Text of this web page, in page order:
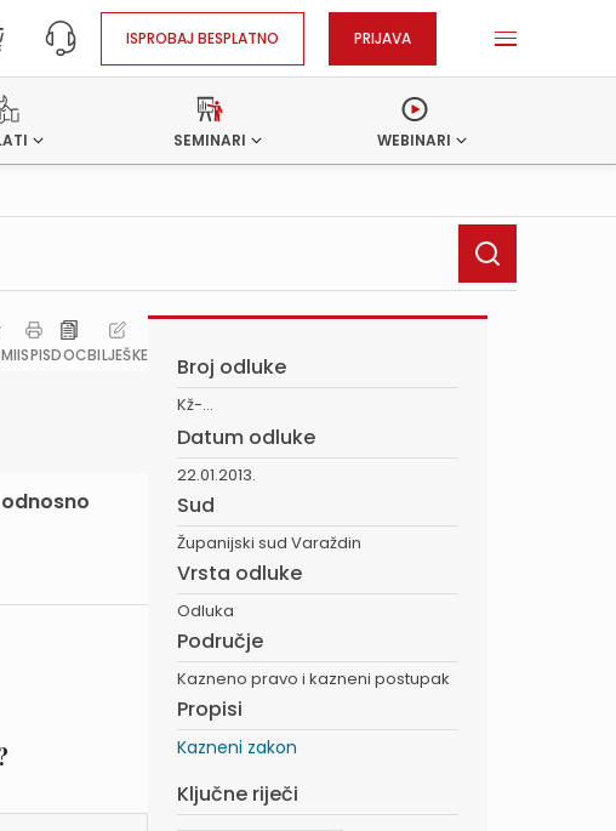
ISPROBAJ BESPLATNO PRIJAVA
SEMINARI WEBINARI
ISPISDOCBILJEŠKE Broj odluke
Kž-...
Datum odluke
22.01.2013.
Sud
Županijski sud Varaždin
Vrsta odluke
Odluka
Područje
Kazneno pravo i kazneni postupak
Propisi
Kazneni zakon
Ključne riječi